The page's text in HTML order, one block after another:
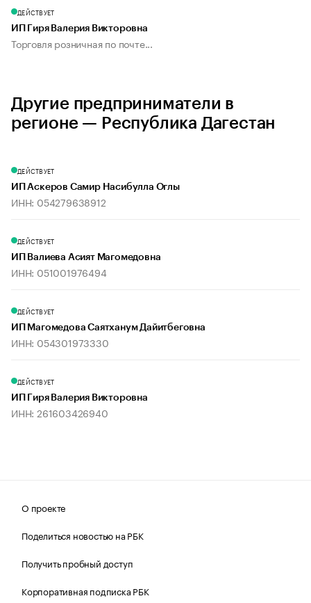
ДЕЙСТВУЕТ
ИП Гиря Валерия Викторовна
Торговля розничная по почте...
Другие предприниматели в
регионе — Республика Дагестан
ДЕЙСТВУЕТ
ИП Аскеров Самир Насибулла Оглы
ИНН: 054279638912
ДЕЙСТВУЕТ
ИП Валиева Асият Магомедовна
ИНН: 051001976494
ДЕЙСТВУЕТ
ИП Магомедова Саятханум Дайитбеговна
ИНН: 054301973330
ДЕЙСТВУЕТ
ИП Гиря Валерия Викторовна
ИНН: 261603426940
О проекте
Поделиться новостью на РБК
Получить пробный доступ
Корпоративная подписка РБК